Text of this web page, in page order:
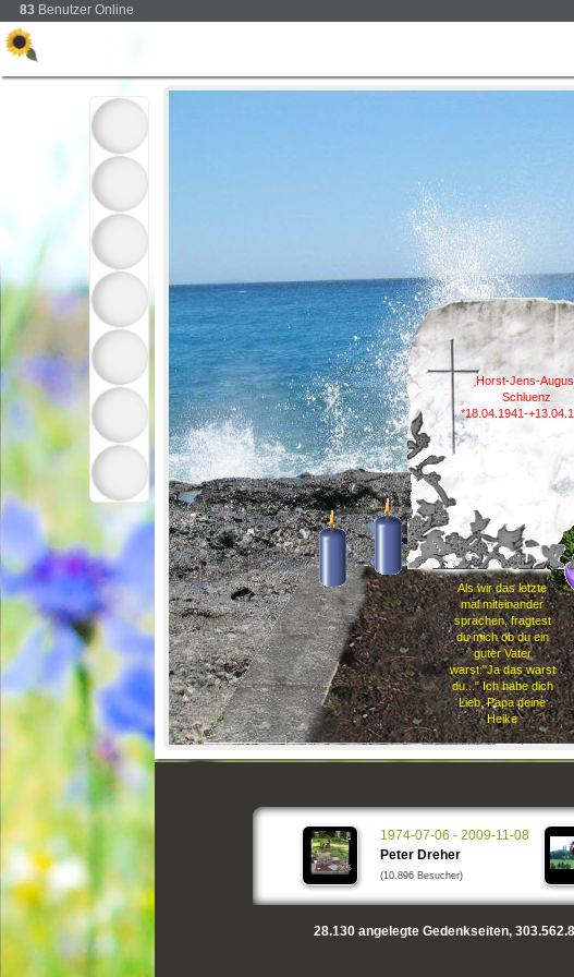
83 Benutzer Online
Horst-Jens-
Schluenz
*18.04.1941-
Als wir das letzte
mal miteinander
sprachen, fragtest
du mich ob du ein
guter Vater
warst:"Ja das warst
du..." Ich habe dich
Lieb, Papa deine
Heike
Papa, ich habe dich
1974-07-06 - 2009-11-08
Peter Dreher
(10.896 Besucher)
28.130angelegte Gedenkseiten,